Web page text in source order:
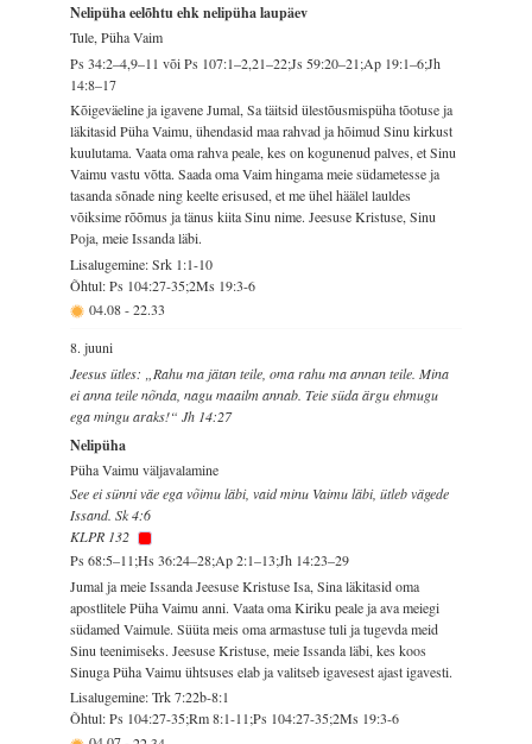
Nelipüha eelõhtu ehk nelipüha laupäev
Tule, Püha Vaim
Ps 34:2–4,9–11 või Ps 107:1–2,21–22;Js 59:20–21;Ap 19:1–6;Jh
14:8–17
Kõigeväeline ja igavene Jumal, Sa täitsid ülestõusmispüha tõotuse ja
läkitasid Püha Vaimu, ühendasid maa rahvad ja hõimud Sinu kirkust
kuulutama. Vaata oma rahva peale, kes on kogunenud palves, et Sinu
Vaimu vastu võtta. Saada oma Vaim hingama meie südametesse ja
tasanda sõnade ning keelte erisused, et me ühel häälel lauldes
võiksime rõõmus ja tänus kiita Sinu nime. Jeesuse Kristuse, Sinu
Poja, meie Issanda läbi.
Lisalugemine: Srk 1:1-10
Õhtul: Ps 104:27-35;2Ms 19:3-6
04.08-22.33
8. juuni
Jeesus ütles: „Rahu ma jätan teile, oma rahu ma annan teile. Mina
ei anna teile nõnda, nagu maailm annab. Teie süda ärgu ehmugu
ega mingu araks!“ Jh 14:27
Nelipüha
Püha Vaimu väljavalamine
See ei sünni väe ega võimu läbi, vaid minu Vaimu läbi, ütleb vägede
Issand. Sk 4:6
KLPR 132
Ps 68:5–11;Hs 36:24–28;Ap 2:1–13;Jh 14:23–29
Jumal ja meie Issanda Jeesuse Kristuse Isa, Sina läkitasid oma
apostlitele Püha Vaimu anni. Vaata oma Kiriku peale ja ava meiegi
südamed Vaimule. Süüta meis oma armastuse tuli ja tugevda meid
Sinu teenimiseks. Jeesuse Kristuse, meie Issanda läbi, kes koos
Sinuga Püha Vaimu ühtsuses elab ja valitseb igavesest ajast igavesti.
Lisalugemine: Trk 7:22b-8:1
Õhtul: Ps 104:27-35;Rm 8:1-11;Ps 104:27-35;2Ms 19:3-6